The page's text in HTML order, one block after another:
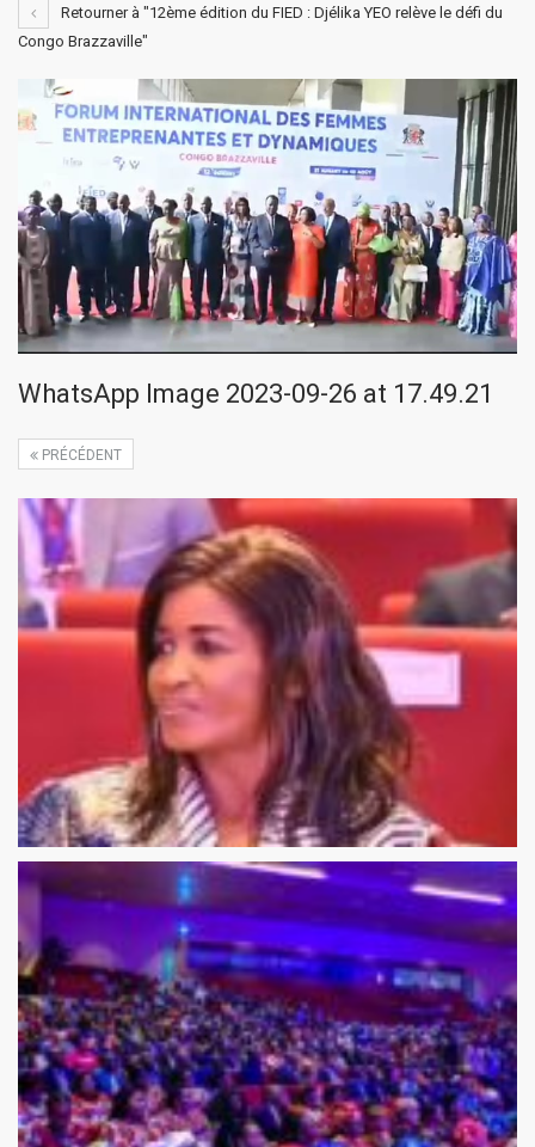
Retourner à "12ème édition du FIED : Djélika YEO relève le défi du
Congo Brazzaville"
WhatsApp Image 2023-09-26 at 17.49.21
PRÉCÉDENT